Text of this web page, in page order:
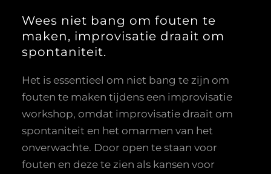
Wees niet bang om fouten te
maken, improvisatie draait om
spontaniteit.
Het is essentieel om niet bang te zijn om
fouten te maken tijdens een improvisatie
workshop, omdat improvisatie draait om
spontaniteit en het omarmen van het
onverwachte. Door open te staan voor
fouten en deze te zien als kansen voor